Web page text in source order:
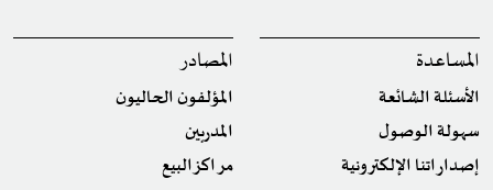
المساعدة
الأسئلة الشائعة
سهولة الوصول
إصداراتنا الإلكترونية
المصادر
المؤلفون الحاليون
المدربين
مراكز البيع